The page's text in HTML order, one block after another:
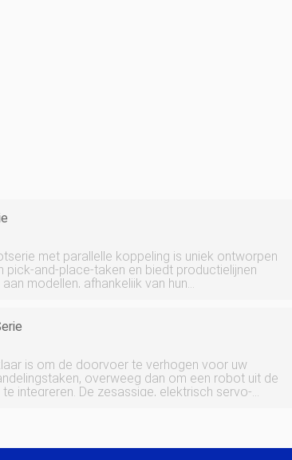
met parallelle koppeling is uniek ontworpen
pick-and-place-taken en biedt productielijnen
modellen, afhankelijk van hun
is om de doorvoer te verhogen voor uw
overweeg dan om een ​​robot uit de
integreren. De zesassige, elektrisch servo-